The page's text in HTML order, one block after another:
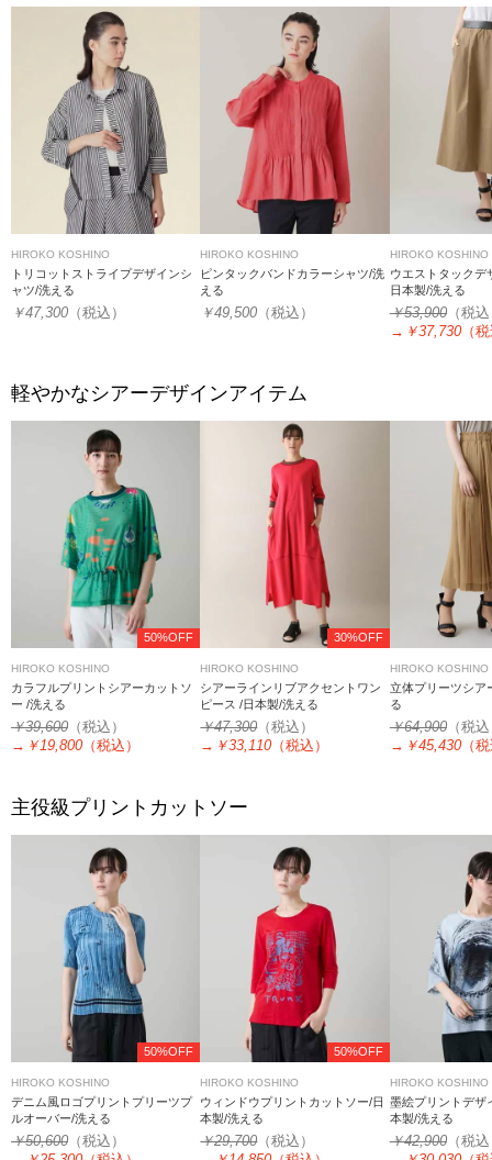
HIROKO KOSHINO
トリコットストライプデザインシ
ャツ/洗える
￥47,300 （税込）
HIROKO KOSHINO
ピンタックバンドカラーシャツ/洗
える
￥49,500 （税込）
HIROKO KOSHINO
ウエストタックデ
日本製/洗える
￥53,900（税
→ ￥37,730（
軽やかなシアーデザインアイテム
50%OFF
HIROKO KOSHINO
カラフルプリントシアーカットソ
ー /洗える
￥39,600 （税込）
→ ￥19,800 （税込）
30%OFF
HIROKO KOSHINO
シアーラインリブアクセントワン
ピース /日本製/洗える
￥47,300（税込）
→ ￥33,110 （税込）
HIROKO KOSHINO
立体プリーツシア
る
￥64,900（税
→ ￥45,430（
主役級プリントカットソー
50%OFF
HIROKO KOSHINO
デニム風ロゴプリントプリーツプ
ルオーバー/洗える
￥50,600 （税込）
50%OFF
HIROKO KOSHINO
ウィンドウプリントカットソー/日
本製/洗える
￥29,700（税込）
HIROKO KOSHINO
墨絵プリントデザ
本製/洗える
￥42,900（税